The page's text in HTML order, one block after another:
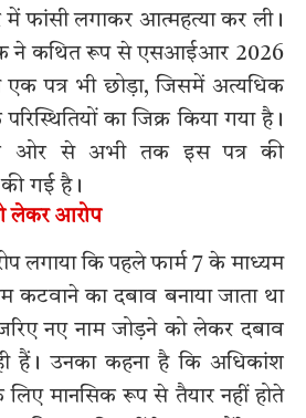
फांसी लगाकर आत्महत्या कर ली।
ने कथित रूप से एसआईआर 2026
एक पत्र भी छोड़ा, जिसमें अत्यधिक
का जिक्र किया गया है।
की ओर से अभी तक इस पत्र की
की गई है।
लेकर आरोप
लगाया कि पहले फार्म 7 के माध्यम
कटवाने का दबाव बनाया जाता था
नए नाम जोड़ने को लेकर दबाव
हैं। उनका कहना है कि अधिकांश
मानसिक रूप से तैयार नहीं होते